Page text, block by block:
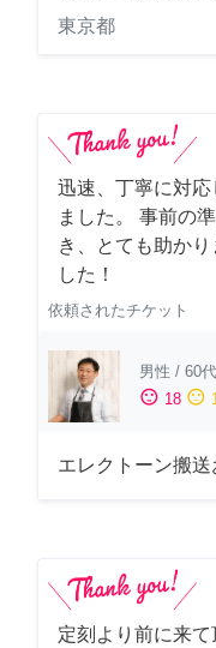
東京都
迅速、丁寧に対
ました。 事前の
き、とても助か
した！
依頼されたチケット
男性 / 60代
sentiment_satisfied 18 sentiment_neutral
エレクトーン搬送
定刻より前に来